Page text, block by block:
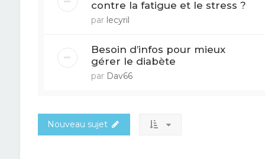
contre la fatigue et le stress ?
par lecyril
Besoin d’infos pour mieux
gérer le diabète
par Dav66
Nouveau sujet